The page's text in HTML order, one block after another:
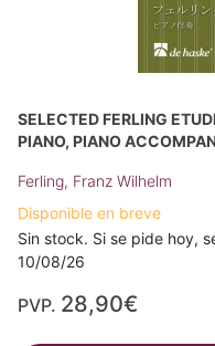
SELECTED FERLING
PIANO, PIANO
Ferling, Franz Wilhelm
Disponible en breve
Sin stock. Si se pide hoy,
10/08/26
PVP. 28,90€